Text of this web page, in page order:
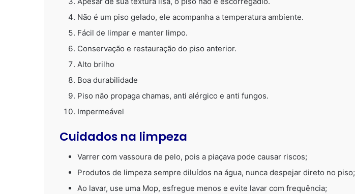
Não é um piso gelado, ele acompanha a temperatura ambiente.
Fácil de limpar e manter limpo.
Conservação e restauração do piso anterior.
Alto brilho
Boa durabilidade
Piso não propaga chamas, anti alérgico e anti fungos.
Impermeável
Cuidados na limpeza
Varrer com vassoura de pelo, pois a piaçava pode causar riscos;
Produtos de limpeza sempre diluídos na água, nunca despejar direto no piso;
Ao lavar, use uma Mop, esfregue menos e evite lavar com frequência;